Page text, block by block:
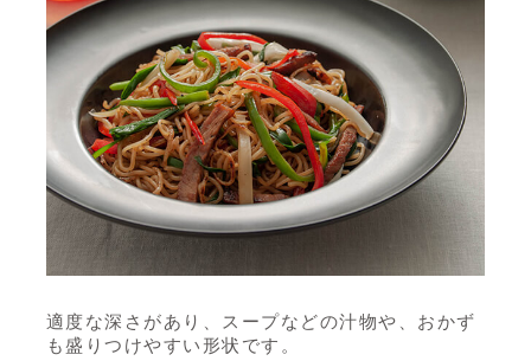
適度な深さがあり、スープなどの汁物や、おかず
も盛りつけやすい形状です。